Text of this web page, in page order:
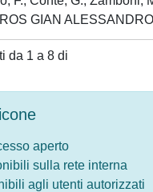
GIAN ALESSANDRO
da 1 a 8 di
aperto
sulla rete interna
agli utenti autorizzati